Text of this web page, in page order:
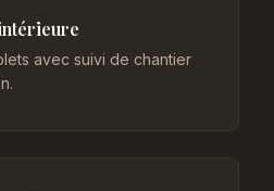
avec suivi de chantier